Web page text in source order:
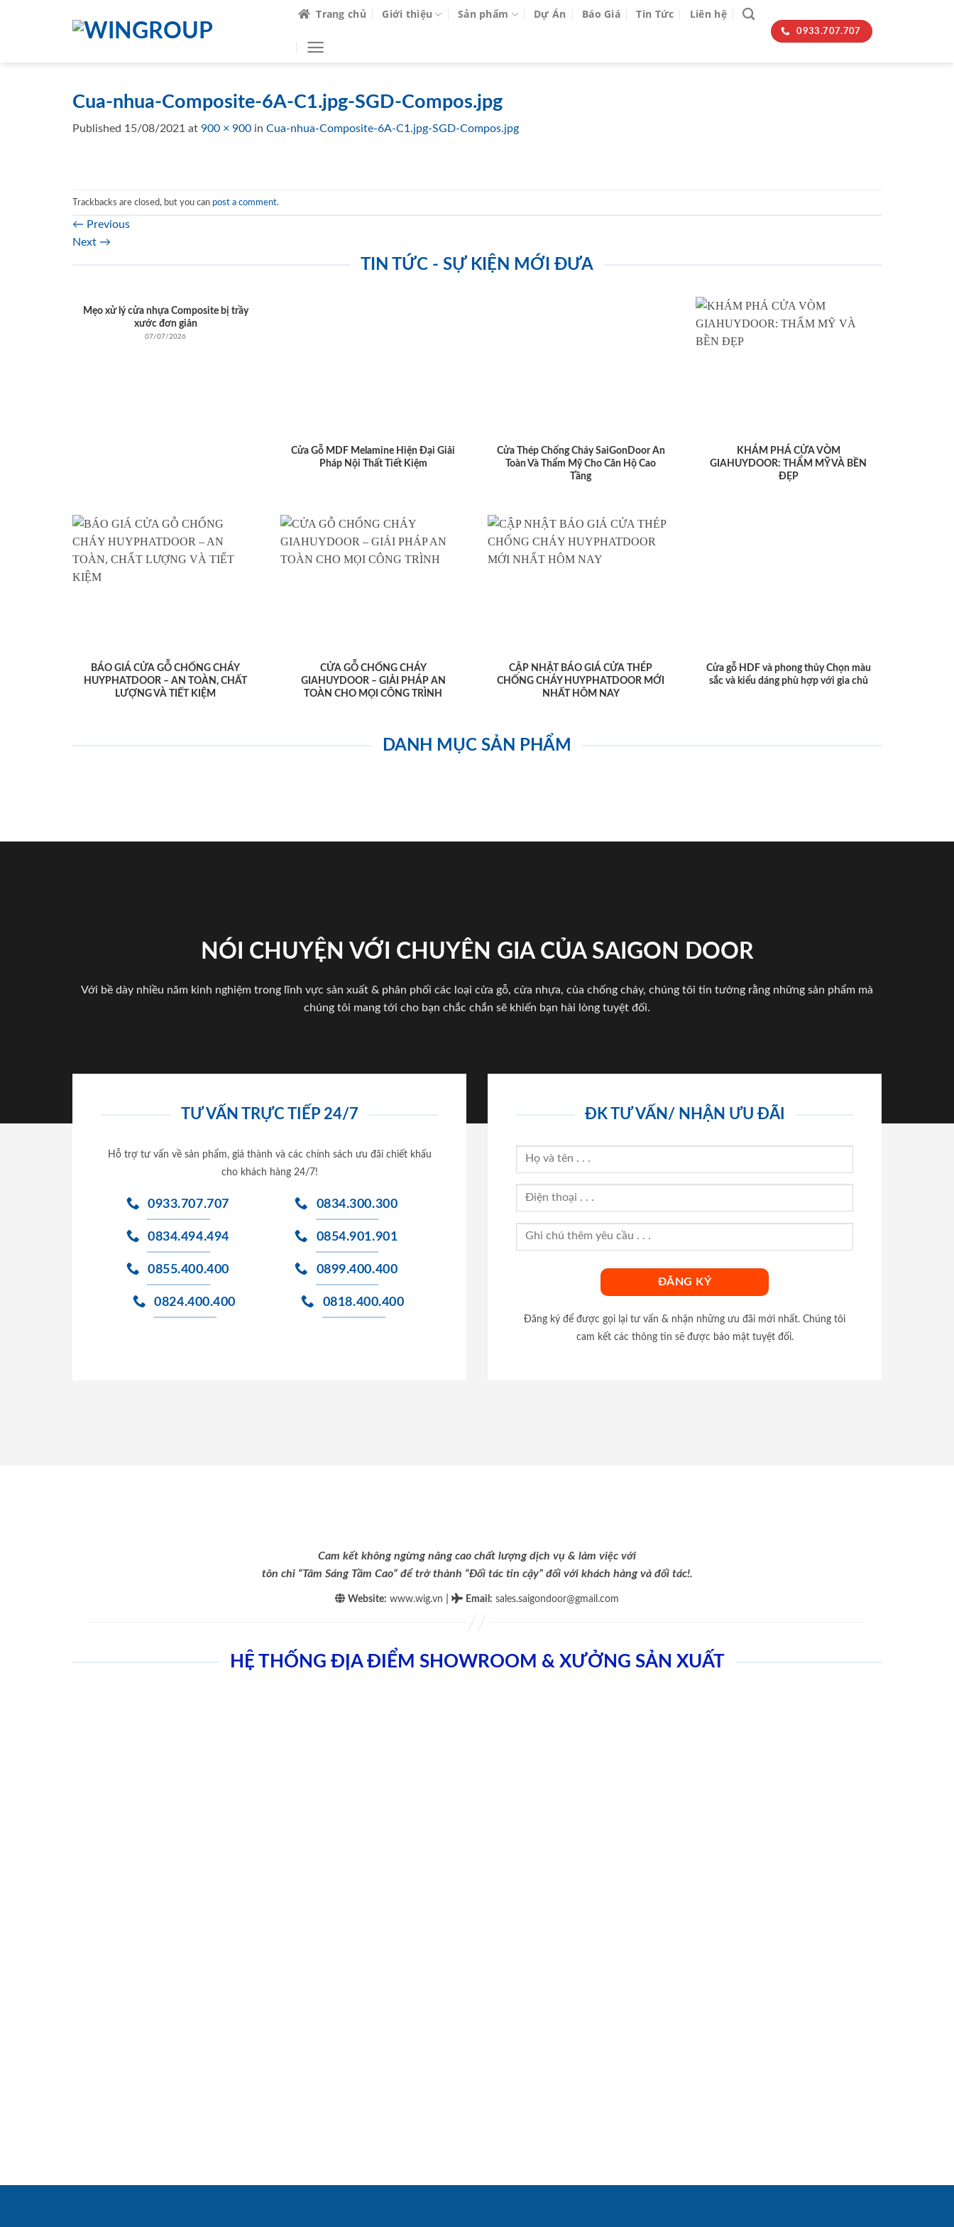
Trang chủ Giới thiệu Sản phẩm Dự Án Báo Giá Tin Tức Liên hệ
0933.707.707
Cua-nhua-Composite-6A-C1.jpg-SGD-Compos.jpg
Published 15/08/2021 at 900 × 900 in Cua-nhua-Composite-6A-C1.jpg-SGD-Compos.jpg
Trackbacks are closed, but you can post a comment.
← Previous
Next →
TIN TỨC - SỰ KIỆN MỚI ĐƯA
Mẹo xử lý cửa nhựa Composite bị trầy
xước đơn giản
07/07/2026
Cửa Gỗ MDF Melamine Hiện Đại Giải
Pháp Nội Thất Tiết Kiệm
Cửa Thép Chống Cháy SaiGonDoor An
Toàn Và Thẩm Mỹ Cho Căn Hộ Cao
Tầng
KHÁM PHÁ CỬA VÒM
GIAHUYDOOR: THẨM MỸ VÀ BỀN
ĐẸP
BÁO GIÁ CỬA GỖ CHỐNG CHÁY
HUYPHATDOOR – AN TOÀN, CHẤT
LƯỢNG VÀ TIẾT KIỆM
CỬA GỖ CHỐNG CHÁY
GIAHUYDOOR – GIẢI PHÁP AN
TOÀN CHO MỌI CÔNG TRÌNH
CẬP NHẬT BÁO GIÁ CỬA THÉP
CHỐNG CHÁY HUYPHATDOOR MỚI
NHẤT HÔM NAY
Cửa gỗ HDF và phong thủy Chọn màu
sắc và kiểu dáng phù hợp với gia chủ
DANH MỤC SẢN PHẨM
NÓI CHUYỆN VỚI CHUYÊN GIA CỦA SAIGON DOOR
Với bề dày nhiều năm kinh nghiệm trong lĩnh vực sản xuất & phân phối các loại cửa gỗ, cửa nhựa, của chống cháy, chúng tôi tin tưởng rằng những sản phẩm mà
chúng tôi mang tới cho bạn chắc chắn sẽ khiến bạn hài lòng tuyệt đối.
TƯ VẤN TRỰC TIẾP 24/7
Hỗ trợ tư vấn về sản phẩm, giá thành và các chính sách ưu đãi chiết khấu
cho khách hàng 24/7!
0933.707.707
0834.494.494
0855.400.400
0824.400.400
0834.300.300
0854.901.901
0899.400.400
0818.400.400
ĐK TƯ VẤN/ NHẬN ƯU ĐÃI
Đăng ký để được gọi lại tư vấn & nhận những ưu đãi mới nhất. Chúng tôi
cam kết các thông tin sẽ được bảo mật tuyệt đối.
Cam kết không ngừng nâng cao chất lượng dịch vụ & làm việc với
tôn chỉ “Tâm Sáng Tầm Cao” để trở thành “Đối tác tin cậy” đối với khách hàng và đối tác!.
Website: www.wig.vn Email : sales.saigondoor@gmail.com
HỆ THỐNG ĐỊA ĐIỂM SHOWROOM & XƯỞNG SẢN XUẤT